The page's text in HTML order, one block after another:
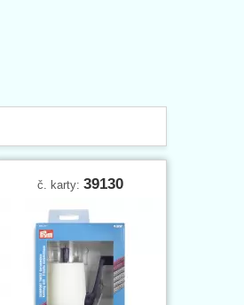
č. karty: 39130